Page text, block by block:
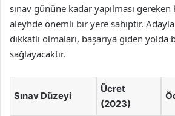
sınav gününe kadar yapılması gereken
aleyhde önemli bir yere sahiptir.
dikkatli olmaları, başarıya giden yolda
sağlayacaktır.
Sınav Düzeyi
Ücret
(2023)